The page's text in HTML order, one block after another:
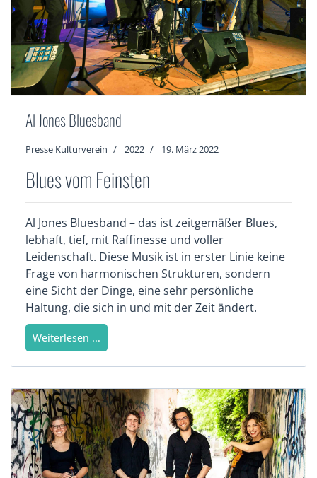
Al Jones Bluesband
Presse Kulturverein 2022 19. März 2022
Blues vom Feinsten
Al Jones Bluesband – das ist zeitgemäßer Blues,
lebhaft, tief, mit Raffinesse und voller
Leidenschaft. Diese Musik ist in erster Linie keine
Frage von harmonischen Strukturen, sondern
eine Sicht der Dinge, eine sehr persönliche
Haltung, die sich in und mit der Zeit ändert.
Weiterlesen ...